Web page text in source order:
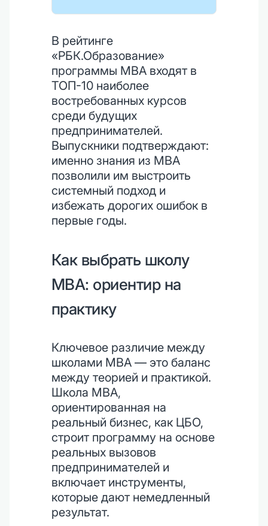
В рейтинге
«РБК.Образование»
программы MBA входят в
ТОП-10 наиболее
востребованных курсов
среди будущих
предпринимателей.
Выпускники подтверждают:
именно знания из MBA
позволили им выстроить
системный подход и
избежать дорогих ошибок в
первые годы.
Как выбрать школу
MBA: ориентир на
практику
Ключевое различие между
школами MBA — это баланс
между теорией и практикой.
Школа MBA,
ориентированная на
реальный бизнес, как ЦБО,
строит программу на основе
реальных вызовов
предпринимателей и
включает инструменты,
которые дают немедленный
результат.